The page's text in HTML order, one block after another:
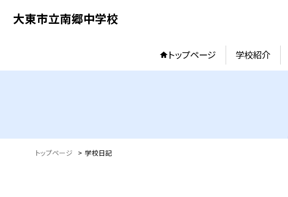
大東市立南郷中学校
トップページ 学校紹介
トップページ > 学校日記